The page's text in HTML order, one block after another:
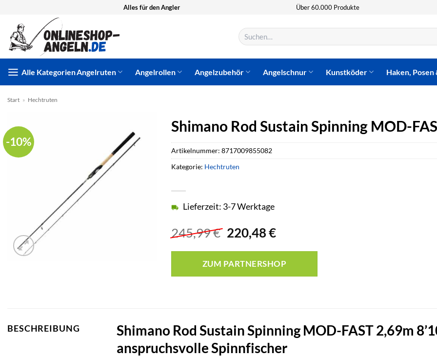
springen
Alles für den Angler Über 60.000 Produkte
Suchen
nach:
Alle KategorienAngelruten Angelrollen Angelzubehör Angelschnur Kunstköder Haken, Posen
Start » Hechtruten
-10%
Shimano Rod Sustain Spinning MOD-
245,99€ Ursprünglicher
Preis
war:
245,99 €
220,48€Aktueller
ist:
220,48 €.
Lieferzeit: 3-7 Werktage
ZUM PARTNERSHOP
Artikelnummer: 8717009855082
Kategorie: Hechtruten
BESCHREIBUNG
Shimano Rod Sustain Spinning MOD-FAST 2,69m
anspruchsvolle Spinnfischer